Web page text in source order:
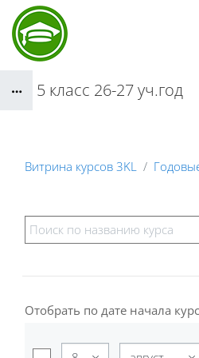
Перейти к основному содержанию
5 класс 26-27 уч.год
Витрина курсов 3KL
Отобрать по дате начала
Отобрать по дате
День